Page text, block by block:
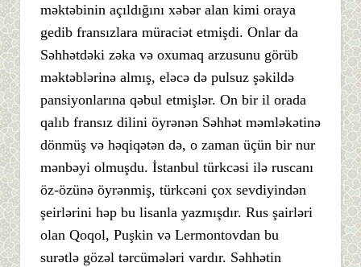
məktəbinin açıldığını xəbər alan kimi oraya
gedib fransızlara müraciət etmişdi. Onlar da
Səhhətdəki zəka və oxumaq arzusunu görüb
məktəblərinə almış, eləcə də pulsuz şəkildə
pansiyonlarına qəbul etmişlər. On bir il orada
qalıb fransız dilini öyrənən Səhhət məmləkətinə
dönmüş və həqiqətən də, o zaman üçün bir nur
mənbəyi olmuşdu. İstanbul türkcəsi ilə ruscanı
öz-özünə öyrənmiş, türkcəni çox sevdiyindən
şeirlərini həp bu lisanla yazmışdır. Rus şairləri
olan Qoqol, Puşkin və Lermontovdan bu
surətlə gözəl tərcümələri vardır. Səhhətin